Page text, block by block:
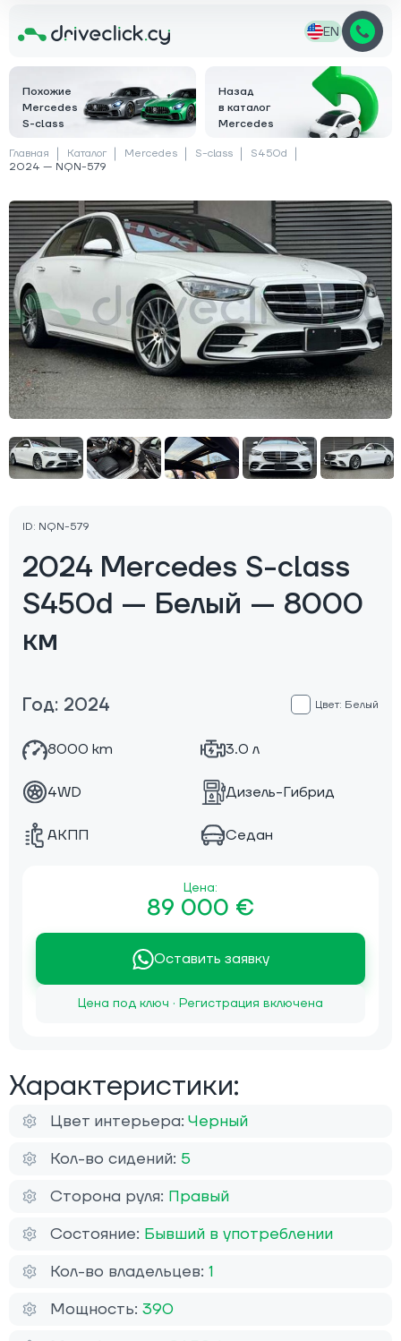
EN
Похожие
Mercedes
S-class
Назад
в каталог
Mercedes
Главная Каталог Mercedes S-class
S450d
2024 — NQN-579
ID: NQN-579
2024 Mercedes S-class
S450d — Белый — 8000
км
Год: 2024 Цвет: Белый
8000 km 3.0 л
4WD Дизель-Гибрид
АКПП Седан
Цена:
89 000 €
Оставить заявку
Цена под ключ · Регистрация включена
Характеристики:
Цвет интерьера: Черный
Кол-во сидений: 5
Сторона руля: Правый
Состояние: Бывший в употреблении
Кол-во владельцев: 1
Мощность: 390